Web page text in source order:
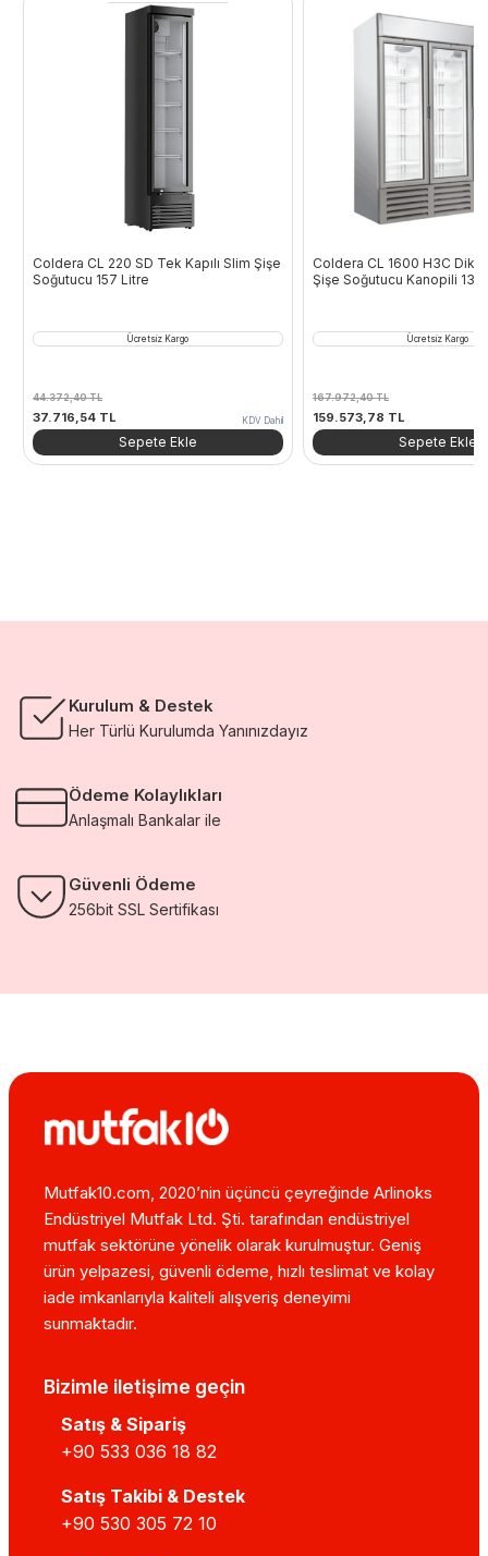
Coldera CL 220 SD Tek Kapılı Slim Şişe
Soğutucu 157 Litre
Ücretsiz Kargo
44.372,40TL
Orijinal
fiyat:
44.372,40 TL.
37.716,54 TL
andaki
fiyat:
KDV Dahil
Sepete Ekle
Coldera CL 1600 H3C Dik
Şişe Soğutucu Kanopili
Ücretsiz Kargo
167.972,40TL
Orijinal
fiyat:
167.972,40 TL.
159.573,78 TL
andaki
fiyat:
Sepete Ekle
Kurulum & Destek
Her Türlü Kurulumda Yanınızdayız
Ödeme Kolaylıkları
Anlaşmalı Bankalar ile
Güvenli Ödeme
256bit SSL Sertifikası
Mutfak10.com, 2020’nin üçüncü çeyreğinde Arlinoks
Endüstriyel Mutfak Ltd. Şti. tarafından endüstriyel
mutfak sektörüne yönelik olarak kurulmuştur. Geniş
ürün yelpazesi, güvenli ödeme, hızlı teslimat ve kolay
iade imkanlarıyla kaliteli alışveriş deneyimi
sunmaktadır.
Bizimle iletişime geçin
Satış & Sipariş
+90 533 036 18 82
Satış Takibi & Destek
+90 530 305 72 10